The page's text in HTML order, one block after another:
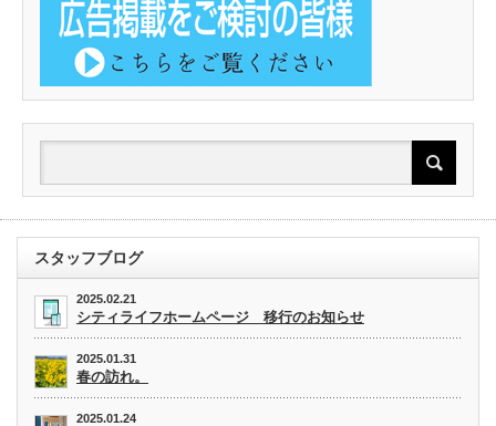
スタッフブログ
2025.02.21
シティライフホームページ 移行のお知らせ
2025.01.31
春の訪れ。
2025.01.24